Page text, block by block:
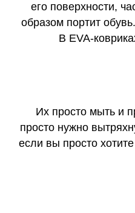
его поверхности,
образом портит
В EVA-
Их просто мыть и
просто нужно
если вы просто